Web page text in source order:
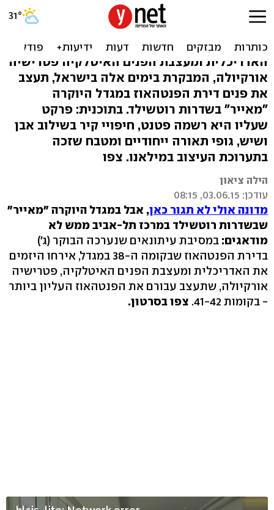
כך תעצב מעצבת על מאיטליה
פנטהאוז בת"א
האדריכלית ומעצבת הפנים האיטלקיה פטרישיה
אורקיולה, המבקרת בימים אלה בישראל, תעצב
את פנים דירת הפנטהאוז במגדל היוקרה
"מאייר" בשדרות רוטשילד. בתוכנית: פרקט
שעליו היא רשמה פטנט, חיפויי קיר בשילוב אבן
ושיש, גופי תאורה ייחודיים ומטבח שזכה
בתערוכת העיצוב במילאנו. צפו
הילה ציאון
עודכן: 03.06.15, 08:15
מדונה אולי לא תגור כאן, אבל במגדל היוקרה "מאייר"
שבשדרות רוטשילד במרכז תל-אביב ממש לא
מודאגים: במסיבת עיתונאים שנערכה הבוקר (ג')
בדירת הפנטהאוז שבקומה ה-38 במגדל, אירחו היזמים
את האדריכלית ומעצבת הפנים האיטלקיה, פטרישיה
אורקיולה, שתעצב עבורם את הפנטהאוז העליון ביותר
- בקומות 41-42.
צפו בסרטון.